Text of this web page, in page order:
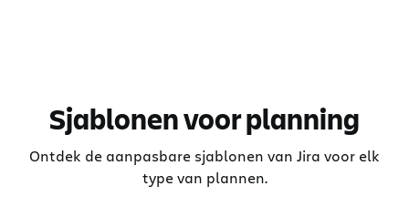
Sjablonen voor planning
Ontdek de aanpasbare sjablonen van Jira voor elk
type van plannen.